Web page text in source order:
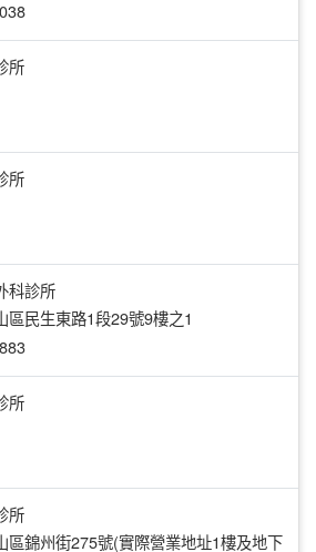
所
所
科診所
區民生東路1段29號9樓之1
所
所
區錦州街275號(實際營業地址1樓及地下